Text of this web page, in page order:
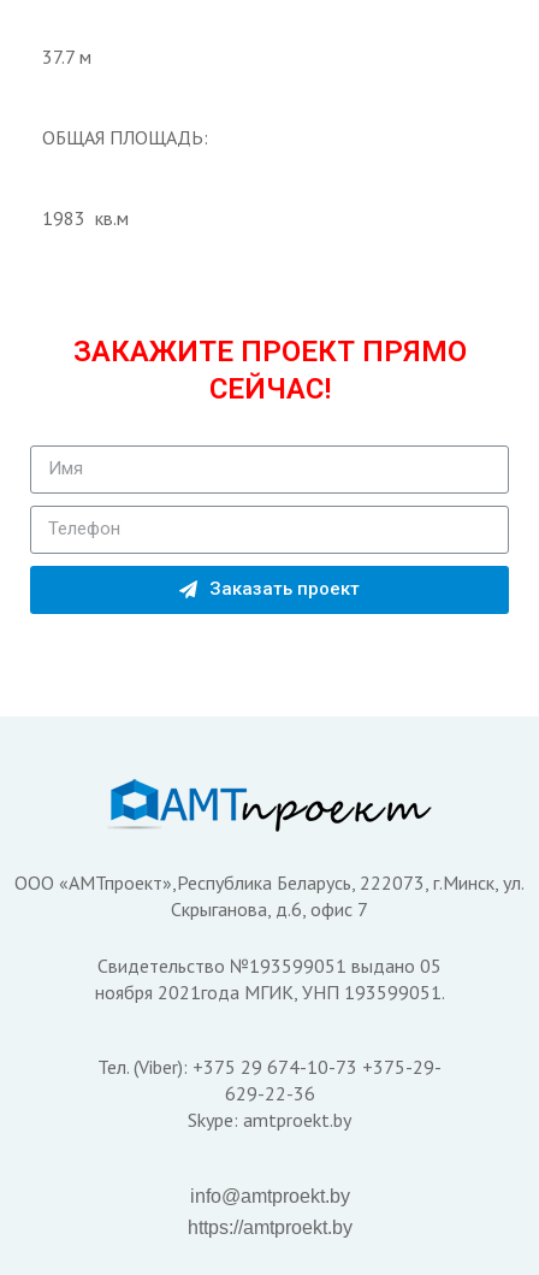
37.7 м
ОБЩАЯ ПЛОЩАДЬ:
1983 кв.м
ЗАКАЖИТЕ ПРОЕКТ ПРЯМО
СЕЙЧАС!
Заказать проект
ООО «АМТпроект»,Республика Беларусь, 222073, г.Минск, ул.
Скрыганова, д.6, офис 7
Свидетельство №193599051 выдано 05
ноября 2021года МГИК, УНП 193599051.
Тел. (Viber): +375 29 674-10-73 +375-29-
629-22-36
Skype: amtproekt.by
info@amtproekt.by
https://amtproekt.by